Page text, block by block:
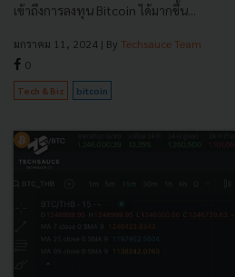
เข้าถึงการลงทุน Bitcoin ได้มากขึ้น...
มกราคม 11, 2024 | By Techsauce Team
0
Tech & Biz bitcoin